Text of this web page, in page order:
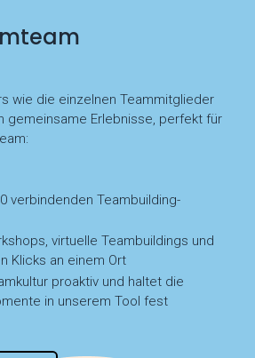
wie die einzelnen Teammitglieder
gemeinsame Erlebnisse, perfekt für
verbindenden Teambuilding-
virtuelle Teambuildings und
Klicks an einem Ort
proaktiv und haltet die
in unserem Tool fest